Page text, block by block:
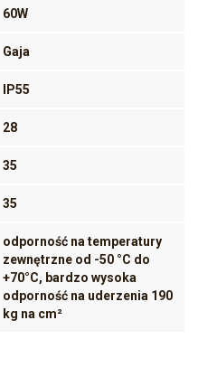
60W
Gaja
IP55
28
35
35
odporność na temperatury
zewnętrzne od -50 °C do
+70°C, bardzo wysoka
odporność na uderzenia 190
kg na cm²